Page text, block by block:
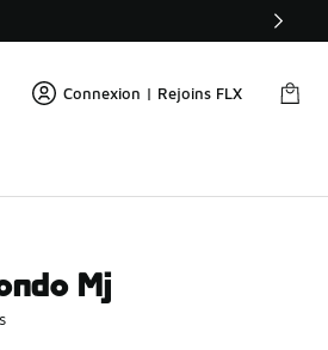
Connexion | Rejoins FLX
Mj